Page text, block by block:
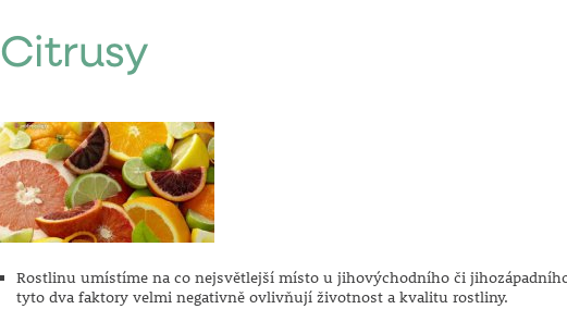
Citrusy
Rostlinu umístíme na co nejsvětlejší místo u jihovýchodního či
tyto dva faktory velmi negativně ovlivňují životnost a kvalitu rostliny.